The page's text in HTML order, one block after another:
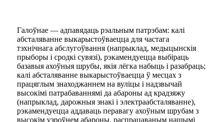
Галоўнае — адпавядаць рэальным патрэбам: калі
абсталяванне выкарыстоўваецца для частага
тэхнічнага абслугоўвання (напрыклад, медыцынскія
прыборы і сродкі сувязі), рэкамендуецца выбіраць
базавыя ахоўныя шрубы, якія лёгка набыць і разабраць;
калі абсталяванне выкарыстоўваецца ў месцах з
працяглым знаходжаннем на вуліцы і надзвычай
высокімі патрабаваннямі да абароны ад крадзяжу
(напрыклад, дарожныя знакі і электраабсталяванне),
рэкамендуецца аддаваць перавагу ахоўным шрубам з
высокім узроўнем абароны, распрацаваным нашымі